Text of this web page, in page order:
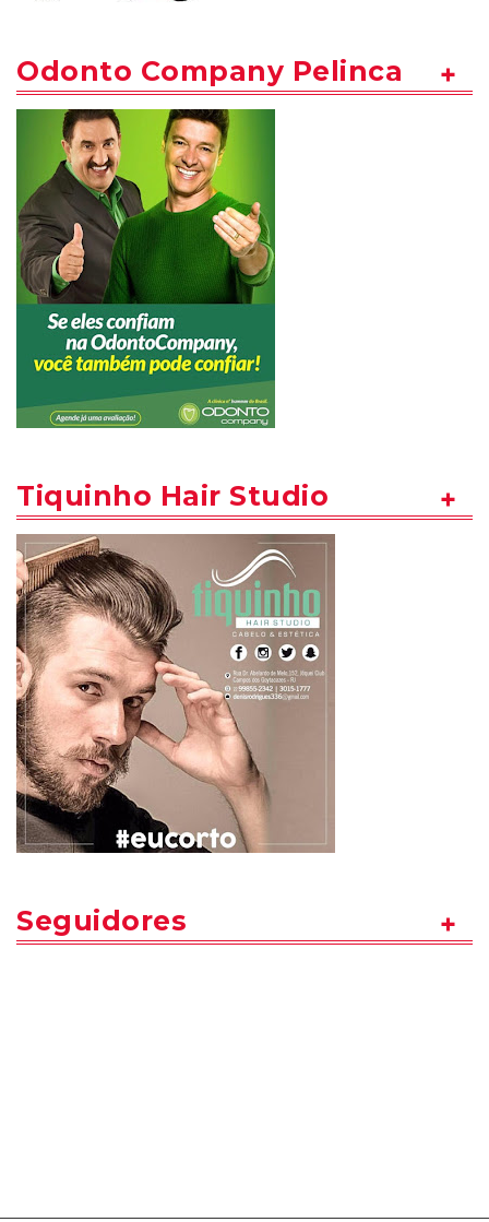
Odonto Company Pelinca
Tiquinho Hair Studio
Seguidores